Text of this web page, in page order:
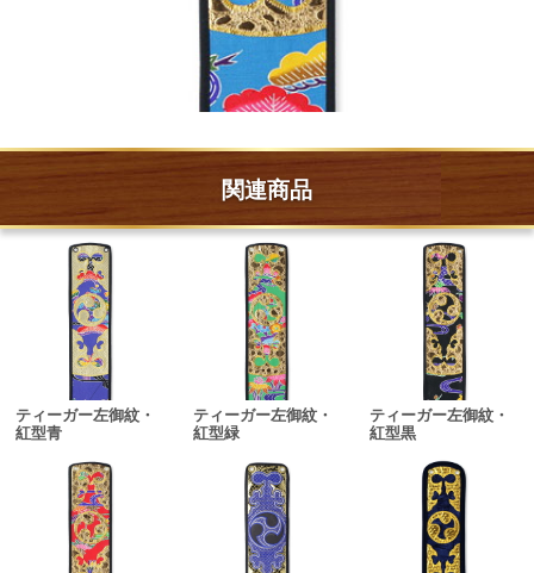
関連商品
ティーガー左御紋・
紅型青
ティーガー左御紋・
紅型緑
ティーガー左御紋・
紅型黒